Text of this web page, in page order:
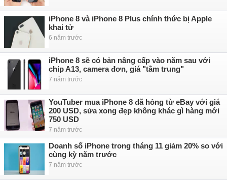
iPhone 8 và iPhone 8 Plus chính thức bị Apple
khai tử
6 năm trước
iPhone 8 sẽ có bản nâng cấp vào năm sau với
chip A13, camera đơn, giá "tầm trung"
7 năm trước
YouTuber mua iPhone 8 đã hỏng từ eBay với giá
200 USD, sửa xong đẹp không khác gì hàng mới
750 USD
7 năm trước
Doanh số iPhone trong tháng 11 giảm 20% so với
cùng kỳ năm trước
7 năm trước